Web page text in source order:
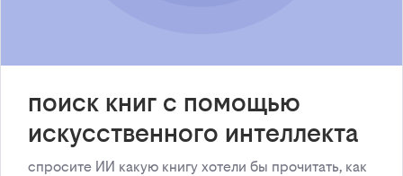
поиск книг с помощью
искусственного интеллекта
спросите ИИ какую книгу хотели бы прочитать, как